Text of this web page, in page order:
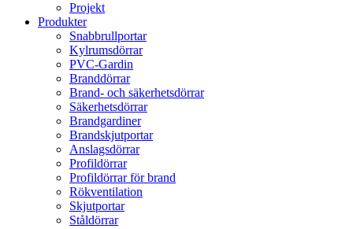
Projekt
Produkter
Snabbrullportar
Kylrumsdörrar
PVC-Gardin
Branddörrar
Brand- och säkerhetsdörrar
Säkerhetsdörrar
Brandgardiner
Brandskjutportar
Anslagsdörrar
Profildörrar
Profildörrar för brand
Rökventilation
Skjutportar
Ståldörrar